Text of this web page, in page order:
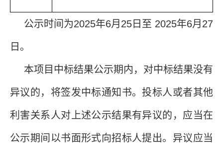
公示时间为2025年6月 25 日至 2025年6月 27
日。
本项目中标结果公示期内，对中标结果没有
异议的，将签发中标通知书。投标人或者其他
利害关系人对上述公示结果有异议的，应当在
公示期间以书面形式向招标人提出。异议应当